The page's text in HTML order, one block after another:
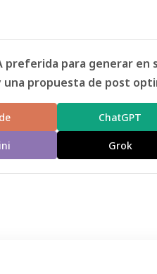
preferida para generar en
propuesta de post
ChatGPT
Grok